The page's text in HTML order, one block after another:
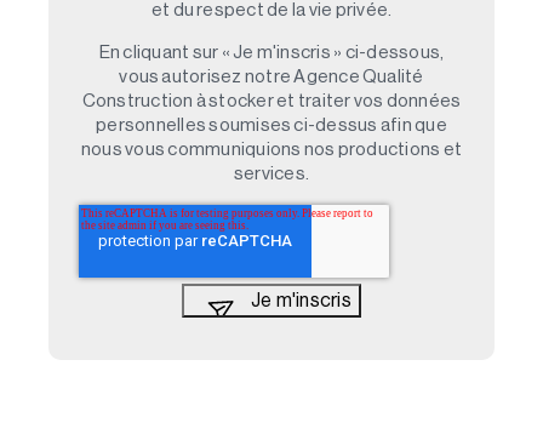
et du respect de la vie privée.
En cliquant sur « Je m'inscris » ci-dessous,
vous autorisez notre Agence Qualité
Construction à stocker et traiter vos données
personnelles soumises ci-dessus afin que
nous vous communiquions nos productions et
services.